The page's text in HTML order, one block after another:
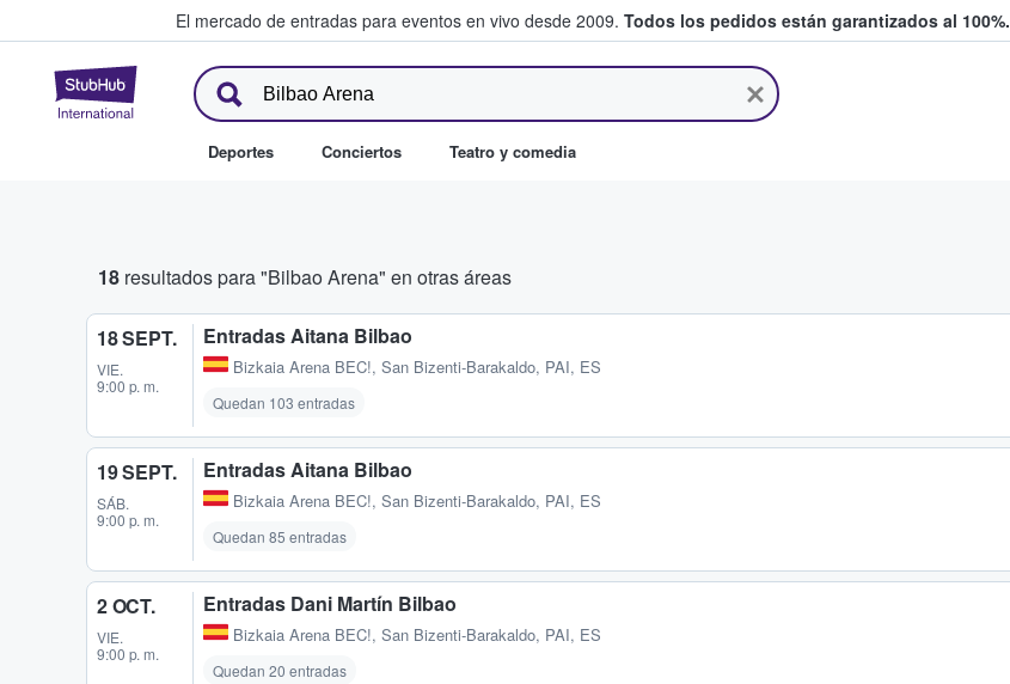
El mercado de entradas para eventos en vivo desde 2009. Todos los pedidos están garantizados al 100%.
StubHub: compra y venta de entradas entre fans
Deportes Conciertos Teatro y comedia
18 resultados para "Bilbao Arena" en otras áreas
18 SEPT.
VIE.
9:00 p. m.
Entradas Aitana Bilbao
Bizkaia Arena BEC!, San Bizenti-Barakaldo, PAI, ES
Quedan 103 entradas
19 SEPT.
SÁB.
9:00 p. m.
Entradas Aitana Bilbao
Bizkaia Arena BEC!, San Bizenti-Barakaldo, PAI, ES
Quedan 85 entradas
2 OCT.
VIE.
9:00 p. m.
Entradas Dani Martín Bilbao
Bizkaia Arena BEC!, San Bizenti-Barakaldo, PAI, ES
Quedan 20 entradas